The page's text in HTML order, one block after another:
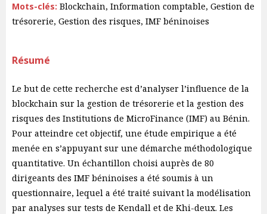
Mots-clés: Blockchain, Information comptable, Gestion de
trésorerie, Gestion des risques, IMF béninoises
Résumé
Le but de cette recherche est d’analyser l’influence de la
blockchain sur la gestion de trésorerie et la gestion des
risques des Institutions de MicroFinance (IMF) au Bénin.
Pour atteindre cet objectif, une étude empirique a été
menée en s’appuyant sur une démarche méthodologique
quantitative. Un échantillon choisi auprès de 80
dirigeants des IMF béninoises a été soumis à un
questionnaire, lequel a été traité suivant la modélisation
par analyses sur tests de Kendall et de Khi-deux. Les